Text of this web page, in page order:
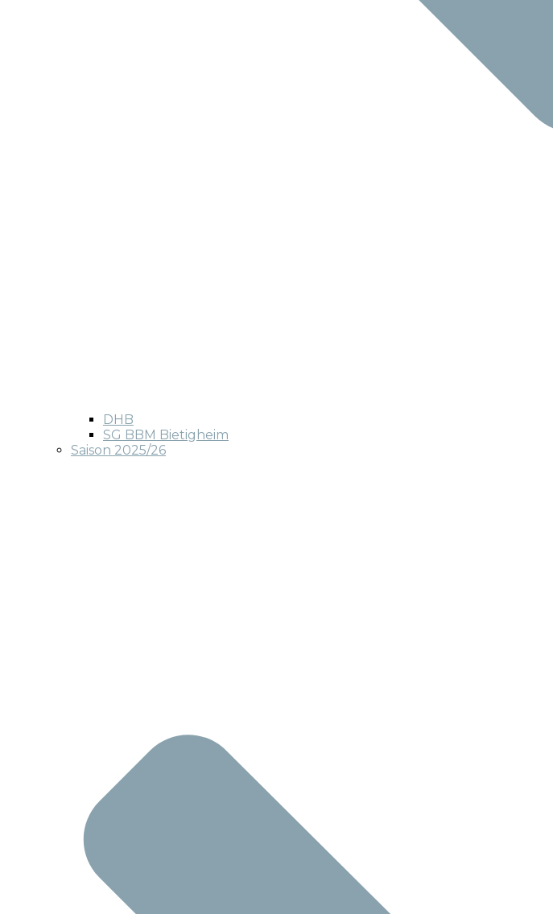
DHB
SG BBM Bietigheim
Saison 2025/26